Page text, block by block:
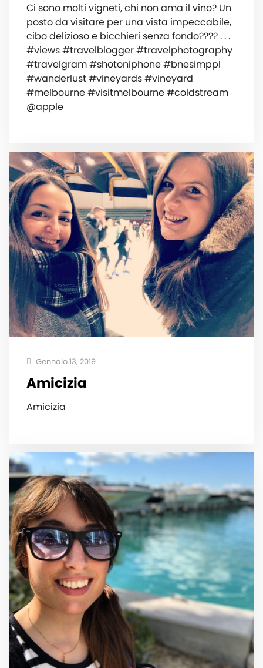
Ci sono molti vigneti, chi non ama il vino? Un
posto da visitare per una vista impeccabile,
cibo delizioso e bicchieri senza fondo???? . . .
#views #travelblogger #travelphotography
#travelgram #shotoniphone #bnesimppl
#wanderlust #vineyards #vineyard
#melbourne #visitmelbourne #coldstream
@apple
Gennaio 13, 2019
Amicizia
Amicizia